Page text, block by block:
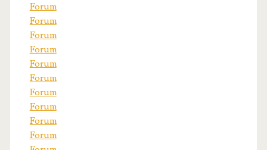
Forum
Forum
Forum
Forum
Forum
Forum
Forum
Forum
Forum
Forum